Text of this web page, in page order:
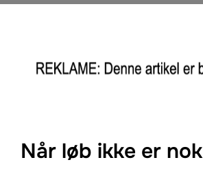
Når løb ikke er nok